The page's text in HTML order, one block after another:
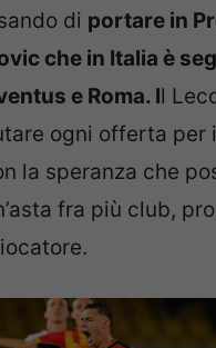
di portare in
che in Italia è
e Roma. Il
ogni offerta per
la speranza che
fra più club,